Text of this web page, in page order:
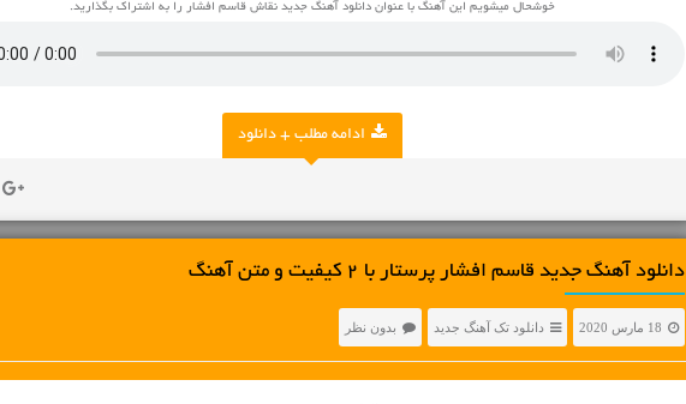
خوشحال میشویم این آهنگ با عنوان دانلود آهنگ جدید نقاش قاسم افشار را به اشتراک بگذارید.
ادامه مطلب + دانلود
دانلود آهنگ جديد قاسم افشار پرستار با 2 کیفیت و متن آهنگ
18 مارس 2020 دانلود تک آهنگ جدید بدون نظر